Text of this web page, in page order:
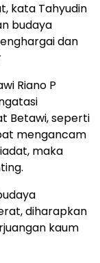
kata Tahyudin
budaya
dan
Riano P
Betawi, seperti
mengancam
maka
diharapkan
kaum